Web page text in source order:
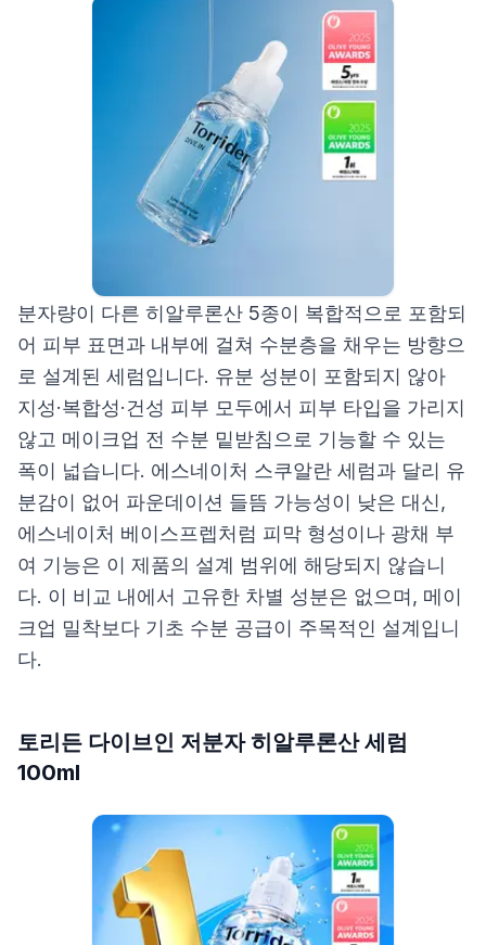
분자량이 다른 히알루론산 5종이 복합적으로 포함되
어 피부 표면과 내부에 걸쳐 수분층을 채우는 방향으
로 설계된 세럼입니다. 유분 성분이 포함되지 않아
지성·복합성·건성 피부 모두에서 피부 타입을 가리지
않고 메이크업 전 수분 밑받침으로 기능할 수 있는
폭이 넓습니다. 에스네이처 스쿠알란 세럼과 달리 유
분감이 없어 파운데이션 들뜸 가능성이 낮은 대신,
에스네이처 베이스프렙처럼 피막 형성이나 광채 부
여 기능은 이 제품의 설계 범위에 해당되지 않습니
다. 이 비교 내에서 고유한 차별 성분은 없으며, 메이
크업 밀착보다 기초 수분 공급이 주목적인 설계입니
다.
토리든 다이브인 저분자 히알루론산 세럼
100ml